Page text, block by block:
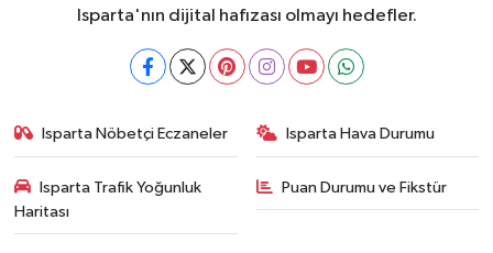
Isparta'nın dijital hafızası olmayı hedefler.
Isparta Nöbetçi Eczaneler Isparta Hava Durumu
Isparta Trafik Yoğunluk
Haritası
Puan Durumu ve Fikstür